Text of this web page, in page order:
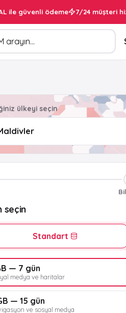
ile güvenli ödeme 7/24 müşteri
ülkeyi seçin
seçin
Standart
— 7 gün
medya ve haritalar
— 15 gün
ve sosyal medya